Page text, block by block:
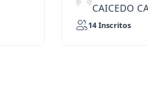
CAICEDO
14 Inscritos